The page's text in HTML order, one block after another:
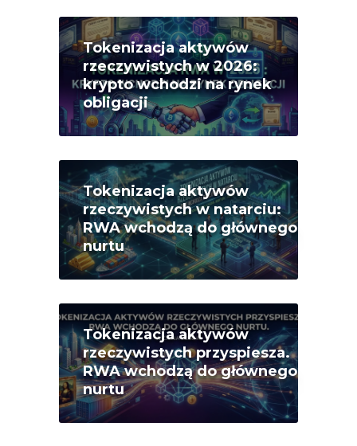
Tokenizacja aktywów
rzeczywistych w 2026:
krypto wchodzi na rynek
obligacji
Tokenizacja aktywów
rzeczywistych w natarciu:
RWA wchodzą do głównego
nurtu
Tokenizacja aktywów
rzeczywistych przyspiesza.
RWA wchodzą do głównego
nurtu